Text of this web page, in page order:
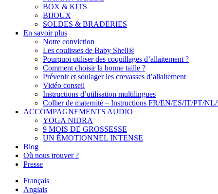
BOX & KITS
BIJOUX
SOLDES & BRADERIES
En savoir plus
Notre conviction
Les coulisses de Baby Shell®
Pourquoi utiliser des coquillages d’allaitement ?
Comment choisir la bonne taille ?
Prévenir et soulager les crevasses d’allaitement
Vidéo conseil
Instructions d’utilisation multilingues
Collier de maternité – Instructions FR/EN/ES/IT/PT/
ACCOMPAGNEMENTS AUDIO
YOGA NIDRA
9 MOIS DE GROSSESSE
UN ÉMOTIONNEL INTENSE
Blog
Où nous trouver ?
Presse
Français
Anglais